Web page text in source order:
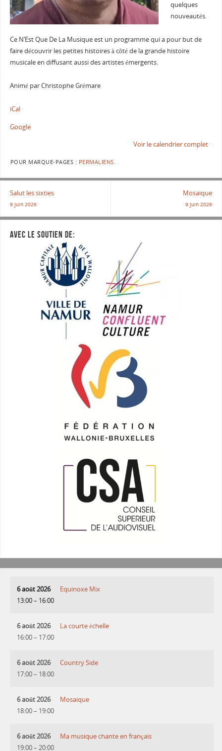
quelques
nouveautés.
Ce N’Est Que De La Musique est un programme qui a pour but de
faire découvrir les petites histoires à côté de la grande histoire
musicale en diffusant aussi des artistes émergents.
Animé par Christophe Grémare
iCal
Google
Voir le calendrier complet
POUR MARQUE-PAGES : PERMALIENS.
Salut les sixties
9 juin 2026
Mosaique
9 juin 2026
AVEC LE SOUTIEN DE:
6 août 2026
13:00– 16:00
Equinoxe Mix
6 août 2026
16:00– 17:00
La courte échelle
6 août 2026
17:00– 18:00
Country Side
6 août 2026
18:00– 19:00
Mosaique
6 août 2026
19:00– 20:00
Ma musique chante en français